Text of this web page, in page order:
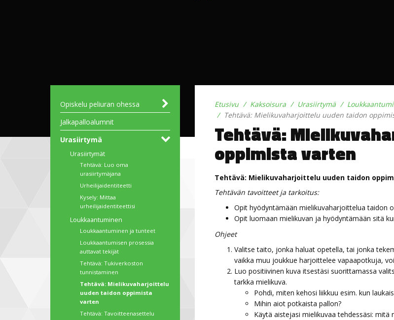
Opiskelu peliuran ohessa
Liikunnanohjauksen
perustutkinto
ammattiurheilijoille
UEFA B Huippupelaajille
Haaga-Helia - Jalkapalloilijan
opintopolku
Jalkapalloalumnit
Urasiirtymä
Urasiirtymät
Tehtävä: Luo oma
urasiirtymäjana
Urheilijaidentiteetti
Kysely: Mittaa
urheilijaidentiteettisi
Loukkaantuminen
Loukkaantuminen ja tunteet
Loukkaantumisen prosessia
auttavat tekijät
Tehtävä: Tukiverkoston
tunnistaminen
Tehtävä: Mielikuvaharjoittelu
uuden taidon oppimista
varten
Tehtävä: Tavoitteenasettelu
Etusivu Kaksoisura Urasiirtymä
Tehtävä: Mielikuvaharjoittelu uuden taidon
Tehtävä:
oppimista varten
Tehtävä: Mielikuvaharjoittelu uuden taidon
Tehtävän tavoitteet ja tarkoitus:
Opit hyödyntämään mielikuvaharjoittelua taidon
Opit luomaan mielikuvan ja hyödyntämään sitä
Ohjeet
Valitse taito, jonka haluat opetella, tai jonka
vaikka muu joukkue harjoittelee vapaapotkuja,
Luo positiivinen kuva itsestäsi suorittamassa
tarkka mielikuva.
Pohdi, miten kehosi liikkuu esim. kun
Mihin aiot potkaista pallon?
Käytä aistejasi mielikuvaa tehdessäsi: mitä